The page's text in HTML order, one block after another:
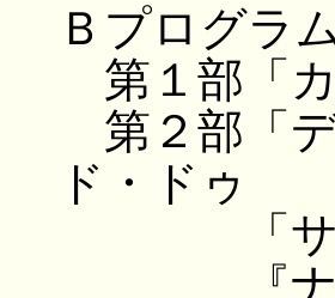
Ｂプログラ
第１部「カ
第２部「
ド・ドゥ
「サタニ
『ナポリ